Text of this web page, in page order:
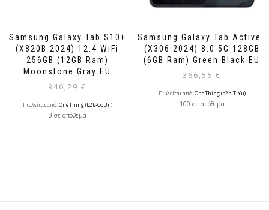
Samsung Galaxy Tab S10+
(X820B 2024) 12.4 WiFi
256GB (12GB Ram)
Moonstone Gray EU
946,29 €
Πωλείται από:OneThing (b2b-CoUn)
3 σε απόθεμα
Samsung Galaxy Tab Active5
(X306 2024) 8.0 5G 128GB
(6GB Ram) Green Black EU
366,56 €
Πωλείται από:OneThing (b2b-TlYu)
100 σε απόθεμα